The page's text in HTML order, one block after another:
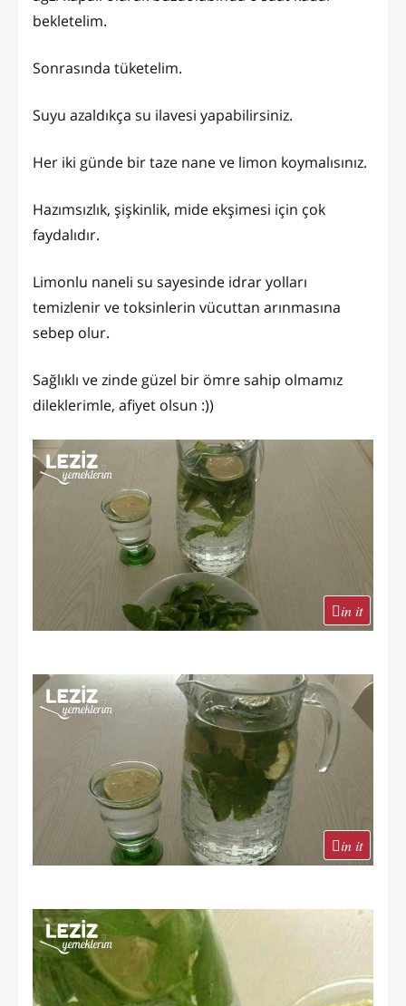
bekletelim.
Sonrasında tüketelim.
Suyu azaldıkça su ilavesi yapabilirsiniz.
Her iki günde bir taze nane ve limon koymalısınız.
Hazımsızlık, şişkinlik, mide ekşimesi için çok
faydalıdır.
Limonlu naneli su sayesinde idrar yolları
temizlenir ve toksinlerin vücuttan arınmasına
sebep olur.
Sağlıklı ve zinde güzel bir ömre sahip olmamız
dileklerimle, afiyet olsun :))
in it
in it